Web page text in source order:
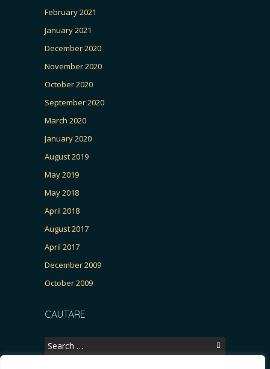
February 2021
January 2021
December 2020
November 2020
October 2020
September 2020
March 2020
January 2020
August 2019
May 2019
May 2018
April 2018
August 2017
April 2017
December 2009
October 2009
CAUTARE
Search
for: